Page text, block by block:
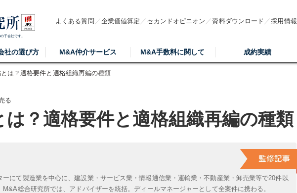
子会社です。
よくある質問 企業価値算定 セカンドオピニオン 資料ダウンロード 採用情報
社の選び方 M&A仲介サービス M&A手数料に関して 成約実績
は？適格要件と適格組織再編の種類
る
は？適格要件と適格組織再編の種類
にて製造業を中心に、建設業・サービス業・情報通信業・運輸業・不動産業・卸売業等で20件以
総合研究所では、アドバイザーを統括。ディールマネージャーとして全案件に携わる。